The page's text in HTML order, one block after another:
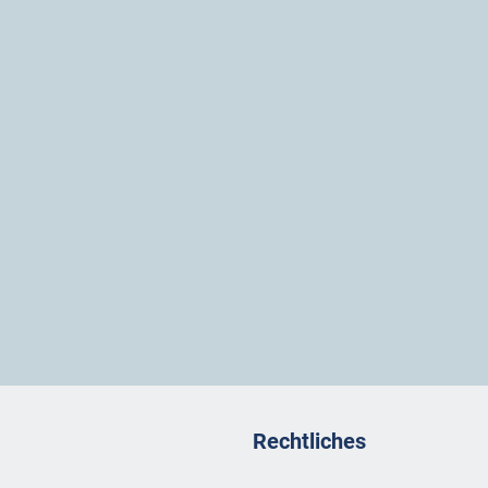
Rechtliches